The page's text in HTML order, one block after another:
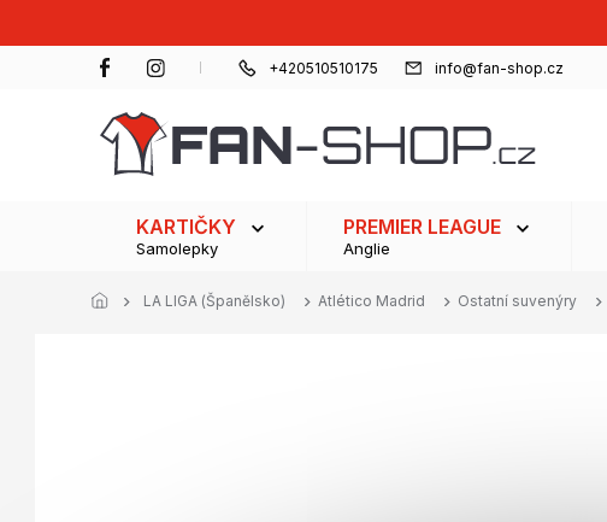
+420510510175 info@fan-shop.cz
KARTIČKY
Samolepky
PREMIER LEAGUE
Anglie
LA LIGA (Španělsko) Atlético Madrid Ostatní suvenýry